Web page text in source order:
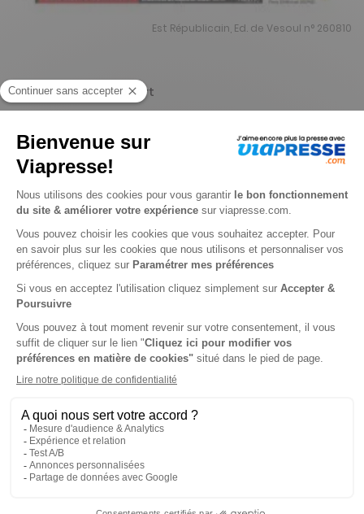
Est Républicain, Ed. de Vesoul n° 260810
Je choisis un support
Papier
Je choisis une durée
-15%
Abonnement 1 an
359 n° • Papier + Web
450€50
Tarif France métropolitaine
Renouvellement à date d’anniversaire
Présentation du magazine Est Républicain,
Ed. de Vesoul
L’Est Républicain, créé à Nancy le 5 mai 1889, est un des plus